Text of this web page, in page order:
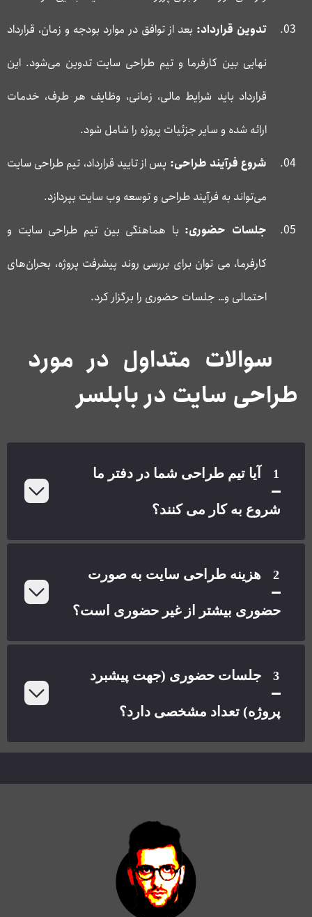
تدوین قرارداد: بعد از توافق در موارد بودجه و زمان، قرارداد
نهایی بین کارفرما و تیم طراحی سایت تدوین می‌شود. این
قرارداد باید شرایط مالی، زمانی، وظایف هر طرف، خدمات
ارائه شده و سایر جزئیات پروژه را شامل شود.
شروع فرآیند طراحی: پس از تایید قرارداد، تیم طراحی سایت
می‌تواند به فرآیند طراحی و توسعه وب سایت بپردازد.
جلسات حضوری: با هماهنگی بین تیم طراحی سایت و
کارفرما، می توان برای بررسی روند پیشرفت پروژه، بحران‌های
احتمالی و… جلسات حضوری را برگزار کرد.
سوالات متداول در مورد
طراحی سایت در بابلسر
1 آیا تیم طراحی شما در دفتر ما
شروع به کار می کنند؟
2 هزینه طراحی سایت به صورت
حضوری بیشتر از غیر حضوری است؟
3 جلسات حضوری (جهت پیشبرد
پروژه) تعداد مشخصی دارد؟